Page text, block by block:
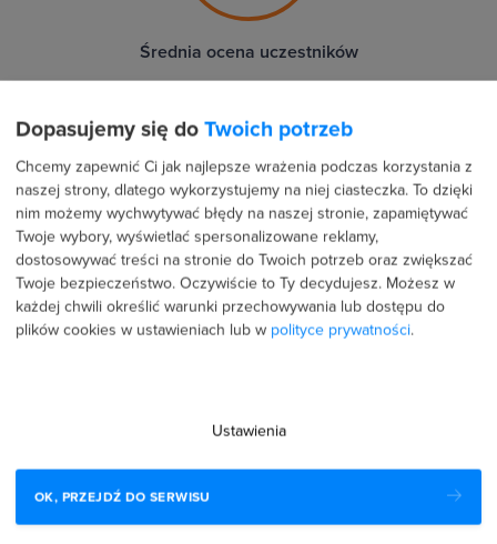
Średnia ocena uczestników
33 %
33 %
0 %
Recenzje użytkowników (3)
1 lipca 2026
Dopasujemy się do Twoich potrzeb
Chcemy zapewnić Ci jak najlepsze wrażenia podczas korzystania z
naszej strony, dlatego wykorzystujemy na niej ciasteczka. To dzięki
nim możemy wychwytywać błędy na naszej stronie, zapamiętywać
Twoje wybory, wyświetlać spersonalizowane reklamy,
dostosowywać treści na stronie do Twoich potrzeb oraz zwiększać
Twoje bezpieczeństwo. Oczywiście to Ty decydujesz. Możesz w
każdej chwili określić warunki przechowywania lub dostępu do
plików cookies w ustawieniach lub w polityce prywatności.
Ustawienia
OK, PRZEJDŹ DO SERWISU